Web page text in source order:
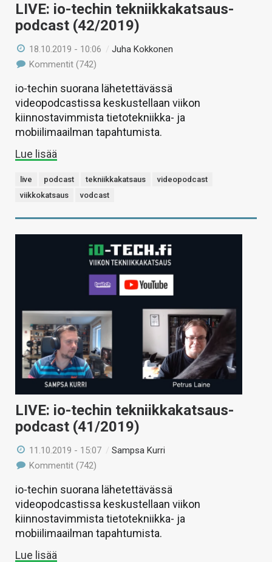
LIVE: io-techin tekniikkakatsaus-
podcast (42/2019)
18.10.2019 - 10:06 /Juha Kokkonen
Kommentit (742)
io-techin suorana lähetettävässä
videopodcastissa keskustellaan viikon
kiinnostavimmista tietotekniikka- ja
mobiilimaailman tapahtumista.
Lue lisää
live podcast tekniikkakatsaus
videopodcast
viikkokatsaus
vodcast
LIVE: io-techin tekniikkakatsaus-
podcast (41/2019)
11.10.2019 - 15:07 /Sampsa Kurri
Kommentit (742)
io-techin suorana lähetettävässä
videopodcastissa keskustellaan viikon
kiinnostavimmista tietotekniikka- ja
mobiilimaailman tapahtumista.
Lue lisää